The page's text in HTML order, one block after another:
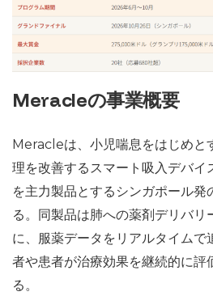
Meracleの事業概要
Meracleは、小児喘息をはじめと
理を改善するスマート吸入デバ
を主力製品とするシンガポール発
る。同製品は肺への薬剤デリバリ
に、服薬データをリアルタイムで
者や患者が治療効果を継続的に評
る。